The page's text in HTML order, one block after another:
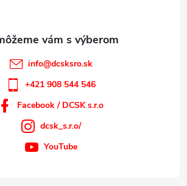
info@dcsksro.sk
+421 908 544 546
Facebook / DCSK s.r.o
dcsk_s.r.o/
YouTube